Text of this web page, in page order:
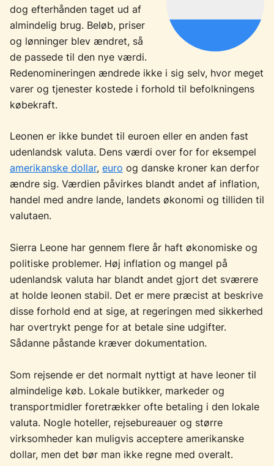
dog efterhånden taget ud af
almindelig brug. Beløb, priser
og lønninger blev ændret, så
de passede til den nye værdi.
Redenomineringen ændrede ikke i sig selv, hvor meget
varer og tjenester kostede i forhold til befolkningens
købekraft.
Leonen er ikke bundet til euroen eller en anden fast
udenlandsk valuta. Dens værdi over for for eksempel
amerikanske dollar, euro og danske kroner kan derfor
ændre sig. Værdien påvirkes blandt andet af inflation,
handel med andre lande, landets økonomi og tilliden til
valutaen.
Sierra Leone har gennem flere år haft økonomiske og
politiske problemer. Høj inflation og mangel på
udenlandsk valuta har blandt andet gjort det sværere
at holde leonen stabil. Det er mere præcist at beskrive
disse forhold end at sige, at regeringen med sikkerhed
har overtrykt penge for at betale sine udgifter.
Sådanne påstande kræver dokumentation.
Som rejsende er det normalt nyttigt at have leoner til
almindelige køb. Lokale butikker, markeder og
transportmidler foretrækker ofte betaling i den lokale
valuta. Nogle hoteller, rejsebureauer og større
virksomheder kan muligvis acceptere amerikanske
dollar, men det bør man ikke regne med overalt.